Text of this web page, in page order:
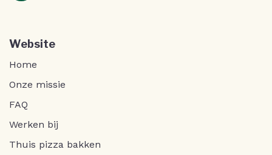
Website
Home
Onze missie
FAQ
Werken bij
Thuis pizza bakken